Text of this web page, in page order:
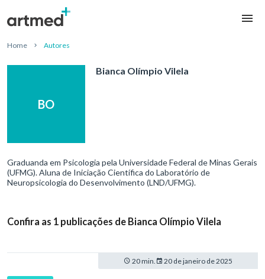
Home Autores
BO
Bianca Olímpio Vilela
Graduanda em Psicologia pela Universidade Federal de Minas Gerais
(UFMG). Aluna de Iniciação Científica do Laboratório de
Neuropsicologia do Desenvolvimento (LND/UFMG).
Confira as 1 publicações de Bianca Olímpio Vilela
20 min. 20 de janeiro de 2025